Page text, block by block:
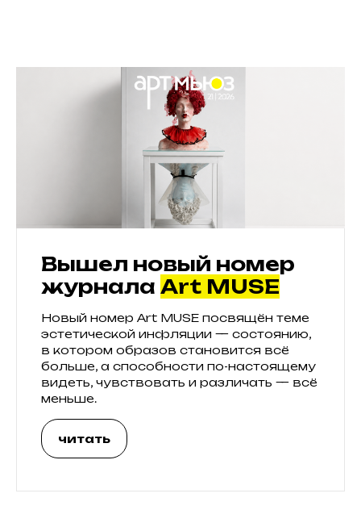
Вышел новый номер
журнала Art MUSE
Новый номер Art MUSE посвящён теме
эстетической инфляции — состоянию,
в котором образов становится всё
больше, а способности по-настоящему
видеть, чувствовать и различать — всё
меньше.
читать